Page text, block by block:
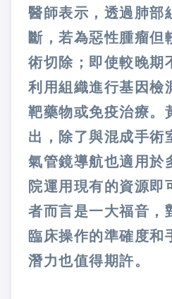
醫師表示，透過肺部
斷，若為惡性腫瘤但
術切除；即使較晚期
利用組織進行基因檢
靶藥物或免疫治療。
出，除了與混成手術
氣管鏡導航也適用於
院運用現有的資源即
者而言是一大福音，
臨床操作的準確度和
潛力也值得期許。